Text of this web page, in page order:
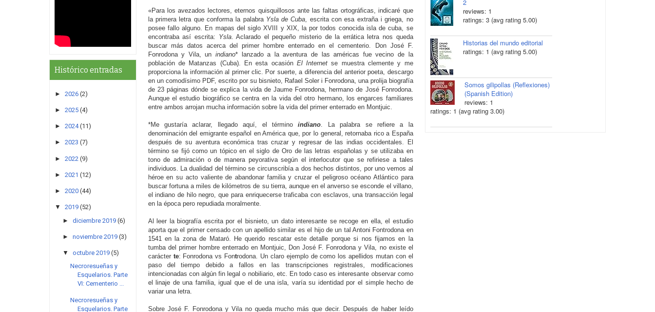
«Para los avezados lectores, eternos quisquillosos ante las faltas ortográficas, indicaré que
la primera letra que conforma la palabra Ysla de Cuba, escrita con esa extraña i griega, no
posee fallo alguno. En mapas del siglo XVIII y XIX, la por todos conocida isla de cuba, se
encontraba así escrita: Ysla. Aclarado el pequeño misterio de la errática letra nos queda
buscar más datos acerca del primer hombre enterrado en el cementerio. Don José F.
Fonrodona y Vila, unindiano* lanzado a la aventura de las américas fue vecino de la
población de Matanzas (Cuba). En esta ocasión El Internet se muestra clemente y me
proporciona la información al primer clic. Por suerte, a diferencia del anterior poeta, descargo
en un comodísimo PDF, escrito por su bisnieto, Rafael Soler i Fonrodona, una prolija biografía
de 23 páginas dónde se explica la vida de Jaume Fonrodona, hermano de José Fonrodona.
Aunque el estudio biográfico se centra en la vida del otro hermano, los engarces familiares
entre ambos arrojan mucha información sobre la vida del primer enterrado en Montjuic.
*Me gustaría aclarar, llegado aquí, el términoindiano. La palabra se refiere a la
denominación del emigrante español en América que, por lo general, retornaba rico a España
después de su aventura económica tras cruzar y regresar de las indias occidentales. El
término se fijó como un tópico en el siglo de Oro de las letras españolas y se utilizaba en
tono de admiración o de manera peyorativa según el interlocutor que se refiriese a tales
individuos. La dualidad del término se circunscribía a dos hechos distintos, por uno vemos al
héroe en su acto valiente de abandonar familia y cruzar el peligroso océano Atlántico para
buscar fortuna a miles de kilómetros de su tierra, aunque en el anverso se esconde el villano,
el indiano de hilo negro, que para enriquecerse traficaba con esclavos, una transacción legal
en la época pero repudiada moralmente.
Al leer la biografía escrita por el bisnieto, un dato interesante se recoge en ella, el estudio
aporta que el primer censado con un apellido similar es el hijo de un tal Antoni Fontrodona en
1541 en la zona de Mataró. He querido rescatar este detalle porque si nos fijamos en la
tumba del primer hombre enterrado en Montjuic, Don José F. Fonrodona y Vila, no existe el
carácter te: Fonrodona vs Fontrodona. Un claro ejemplo de como los apellidos mutan con el
paso del tiempo debido a fallos en las transcripciones registrales, modificaciones
intencionadas con algún fin legal o nobiliario, etc. En todo caso es interesante observar como
el linaje de una familia, igual que el de una isla, varía su identidad por el simple hecho de
variar una letra.
Sobre José F. Fonrodona y Vila no queda mucho más que decir. Después de haber leído
Histórico entradas
► 2026 (2)
► 2025 (4)
► 2024 (11)
► 2023 (7)
► 2022 (9)
► 2021 (12)
► 2020 (44)
▼ 2019 (52)
► diciembre 2019 (6)
► noviembre 2019 (3)
▼ octubre 2019 (5)
Necroresueñas y
Esquelarios. Parte
VI: Cementerio ...
Necroresueñas y
Esquelarios. Parte
2
reviews: 1
ratings: 3 (avg rating 5.00)
Historias del mundo editorial
ratings: 1 (avg rating 5.00)
Somos gilipollas (Reflexiones)
(Spanish Edition)
reviews: 1
ratings: 1 (avg rating 3.00)